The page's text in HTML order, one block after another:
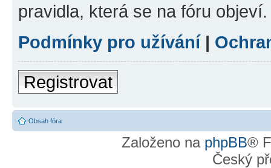
pravidla, která se na fóru objeví.
Podmínky pro užívání|
Registrovat
Obsah fóra
Založeno na phpBB®
Český